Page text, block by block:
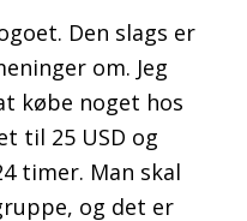
Den slags er
om. Jeg
købe noget hos
til 25 USD og
timer. Man skal
og det er